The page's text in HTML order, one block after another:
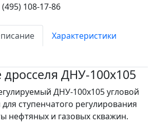
(495) 108-17-86
Характеристики
ДНУ-100х105
ДНУ-100х105 угловой
ступенчатого регулирования
нефтяных и газовых скважин.